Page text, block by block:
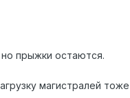
прыжки остаются.
магистралей